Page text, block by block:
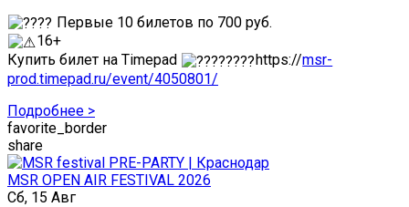
Первые 10 билетов по 700 руб.
16+
Купить билет на Timepad
https://msr-
prod.timepad.ru/event/4050801/
Подробнее >
favorite_border
share
MSR OPEN AIR FESTIVAL 2026
Сб, 15 Авг